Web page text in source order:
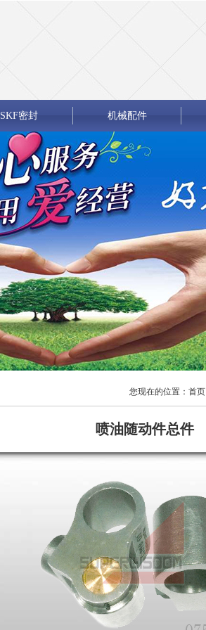
SKF密封 机械配件
您现在的位置： 首页
喷油随动件总件